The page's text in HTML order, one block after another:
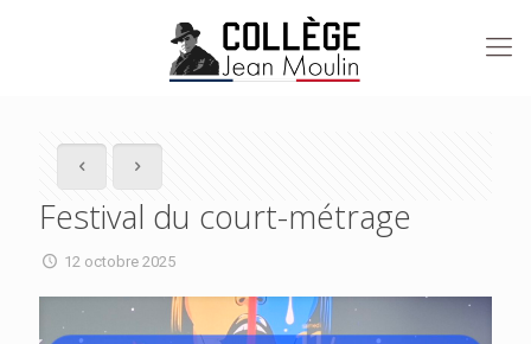
Festival du court-métrage
12 octobre 2025